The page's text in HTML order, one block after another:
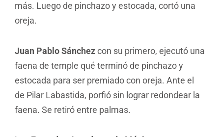
más. Luego de pinchazo y estocada, cortó una
oreja.
Juan Pablo Sánchezcon su primero, ejecutó una
faena de temple qué terminó de pinchazo y
estocada para ser premiado con oreja. Ante el
de Pilar Labastida, porfió sin lograr redondear la
faena. Se retiró entre palmas.